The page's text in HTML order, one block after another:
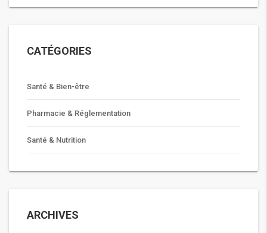
CATÉGORIES
Santé & Bien-être
Pharmacie & Réglementation
Santé & Nutrition
ARCHIVES